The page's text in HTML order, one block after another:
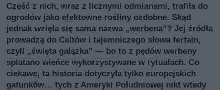
Część z nich, wraz z licznymi odmianami, trafiła do
ogrodów jako efektowne rośliny ozdobne. Skąd
jednak wzięła się sama nazwa „werbena”? Jej źródła
prowadzą do Celtów i tajemniczego słowa ferfain,
czyli „święta gałązka” — bo to z pędów werbeny
splatano wieńce wykorzystywane w rytuałach. Co
ciekawe, ta historia dotyczyła tylko europejskich
gatunków… tych z Ameryki Południowej nikt wtedy